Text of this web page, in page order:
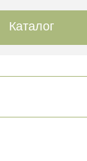
Каталог